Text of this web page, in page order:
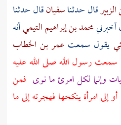
قال حدثناسفيانقال حدثنا
أخبرنيمحمد بن إبراهيم التيميأنه
يقول سمعت عمر بن الخطاب
سمعت رسول الله صلى الله عليه
وإنما لكل امرئ ما نوى فمن
إلى امرأة ينكحها فهجرته إلى ما